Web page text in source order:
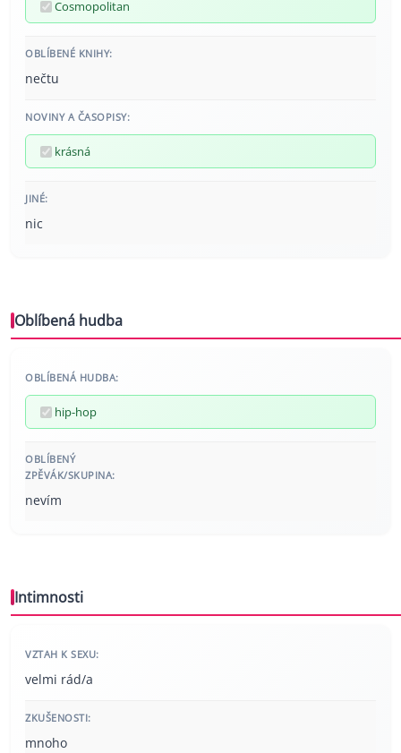
Cosmopolitan
OBLÍBENÉ KNIHY:
nečtu
NOVINY A ČASOPISY:
krásná
JINÉ:
nic
Oblíbená hudba
OBLÍBENÁ HUDBA:
hip-hop
OBLÍBENÝ
ZPĚVÁK/SKUPINA:
nevím
Intimnosti
VZTAH K SEXU:
velmi rád/a
ZKUŠENOSTI:
mnoho